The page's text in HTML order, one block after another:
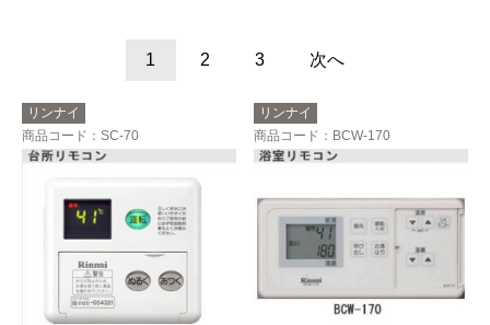
1 2 3 次へ
リンナイ
商品コード ：SC-70
リンナイ
商品コード ：BCW-170